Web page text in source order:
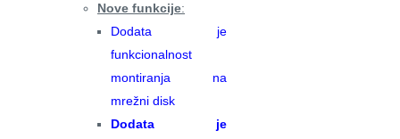
Nove funkcije:
Dodata je
funkcionalnost
montiranja na
mrežni disk
Dodata je